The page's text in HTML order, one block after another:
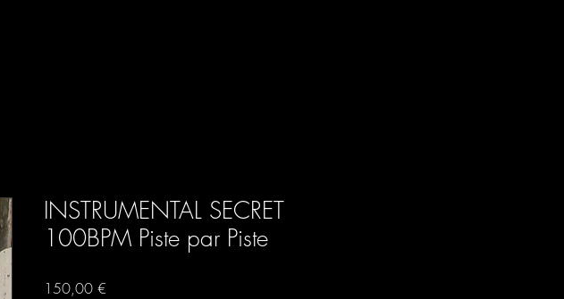
INSTRUMENTAL SECRET
100BPM Piste par Piste
150,00 €